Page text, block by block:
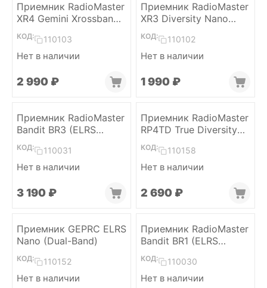
Приемник RadioMaster
XR4 Gemini Xrossband
(ELRS, Dual-Band)
КОД: 110103
Нет в наличии
2 990 ₽
Приемник RadioMaster
XR3 Diversity Nano
(ELRS, 2 x Dual-Band)
КОД: 110102
Нет в наличии
1 990 ₽
Приемник RadioMaster
Bandit BR3 (ELRS
915MHz)
КОД: 110031
Нет в наличии
3 190 ₽
Приемник RadioMaster
RP4TD True Diversity
(ELRS 2.4)
КОД: 110158
Нет в наличии
2 690 ₽
Приемник GEPRC ELRS
Nano (Dual-Band)
КОД: 110152
Нет в наличии
Приемник RadioMaster
Bandit BR1 (ELRS
915MHz)
КОД: 110030
Нет в наличии